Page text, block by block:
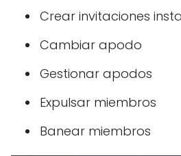
Crear invitaciones
Cambiar apodo
Gestionar apodos
Expulsar miembros
Banear miembros